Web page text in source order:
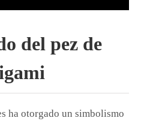
del pez de
ha otorgado un simbolismo